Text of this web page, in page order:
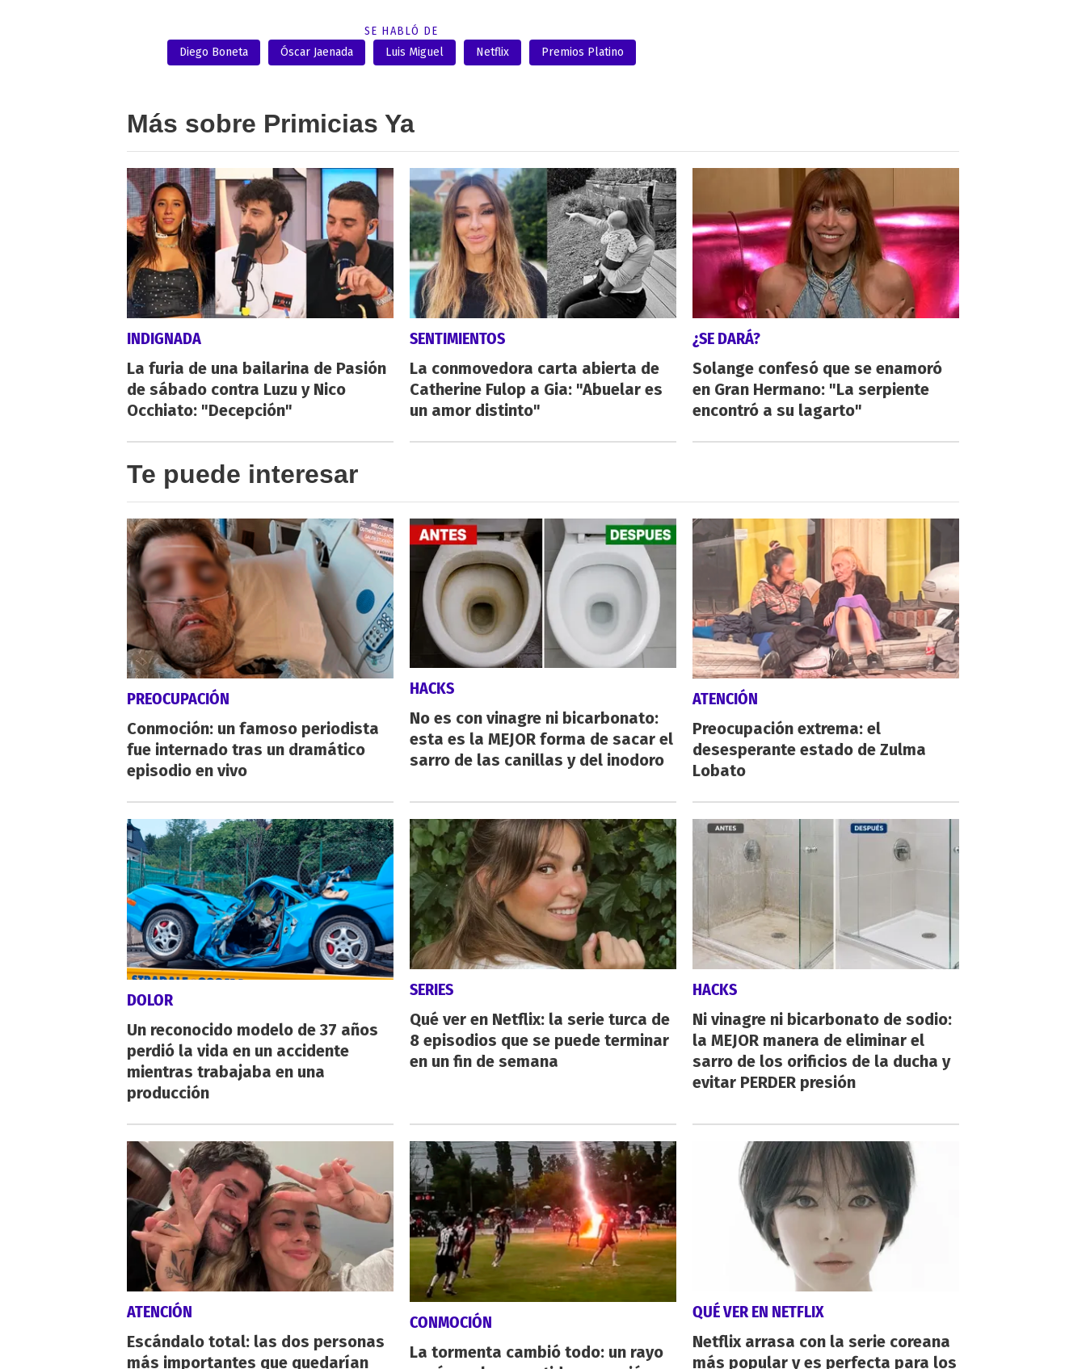
SE HABLÓ DE
Diego Boneta
Óscar Jaenada Luis Miguel Netflix Premios Platino
Más sobre Primicias Ya
INDIGNADA
La furia de una bailarina de Pasión
de sábado contra Luzu y Nico
Occhiato: "Decepción"
SENTIMIENTOS
La conmovedora carta abierta de
Catherine Fulop a Gia: "Abuelar es
un amor distinto"
¿SE DARÁ?
Solange confesó que se enamoró
en Gran Hermano: "La serpiente
encontró a su lagarto"
Te puede interesar
PREOCUPACIÓN
Conmoción: un famoso periodista
fue internado tras un dramático
episodio en vivo
HACKS
No es con vinagre ni bicarbonato:
esta es la MEJOR forma de sacar el
sarro de las canillas y del inodoro
ATENCIÓN
Preocupación extrema: el
desesperante estado de Zulma
Lobato
DOLOR
Un reconocido modelo de 37 años
perdió la vida en un accidente
mientras trabajaba en una
producción
SERIES
Qué ver en Netflix: la serie turca de
8 episodios que se puede terminar
en un fin de semana
HACKS
Ni vinagre ni bicarbonato de sodio:
la MEJOR manera de eliminar el
sarro de los orificios de la ducha y
evitar PERDER presión
ATENCIÓN
Escándalo total: las dos personas
más importantes que quedarían
CONMOCIÓN
La tormenta cambió todo: un rayo
QUÉ VER EN NETFLIX
Netflix arrasa con la serie coreana
más popular y es perfecta para los